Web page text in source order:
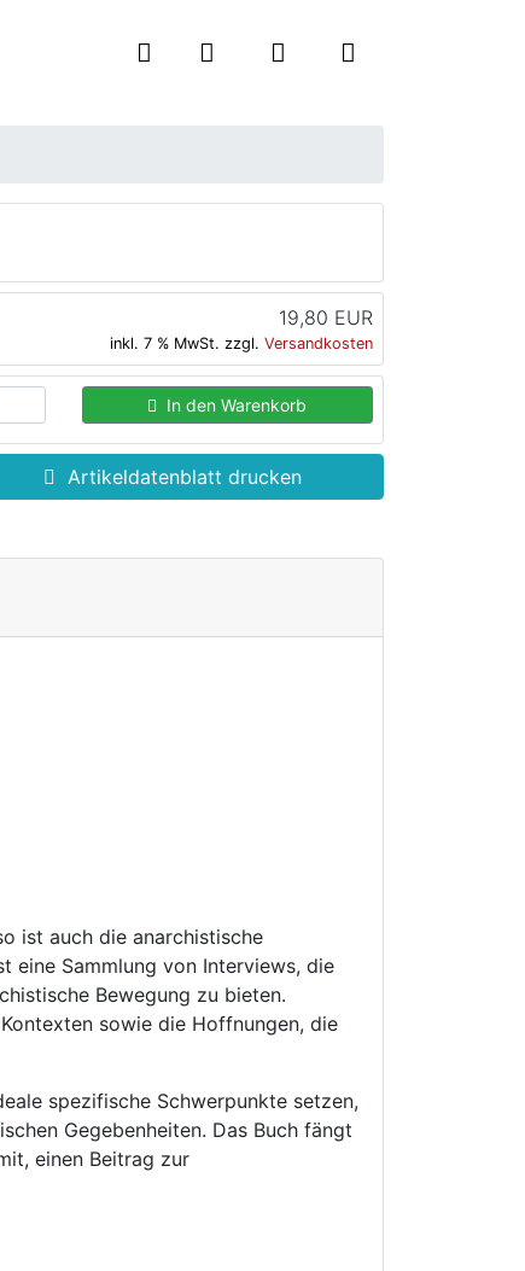
19,80 EUR
inkl. 7 % MwSt. zzgl. Versandkosten
In den Warenkorb
Artikeldatenblatt drucken
ist auch die anarchistische
eine Sammlung von Interviews, die
Bewegung zu bieten.
sowie die Hoffnungen, die
spezifische Schwerpunkte setzen,
Gegebenheiten. Das Buch fängt
einen Beitrag zur